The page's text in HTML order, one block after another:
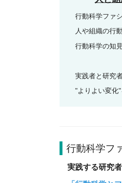
行動科学ファシ
人や組織の行
行動科学の知
実践者と研究
"よりよい変化"
行動科学フ
実践する研究者